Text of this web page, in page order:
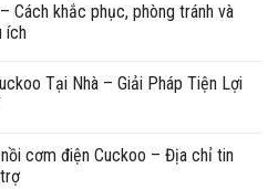
Cách khắc phục, phòng tránh và
ích
Tại Nhà – Giải Pháp Tiện Lợi
cơm điện Cuckoo – Địa chỉ tin